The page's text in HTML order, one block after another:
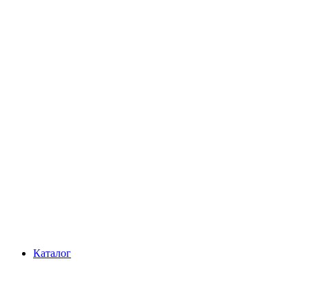
Каталог